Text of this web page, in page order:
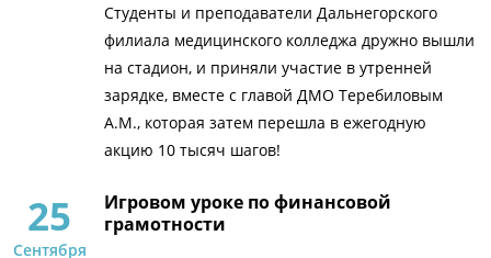
Студенты и преподаватели Дальнегорского
филиала медицинского колледжа дружно вышли
на стадион, и приняли участие в утренней
зарядке, вместе с главой ДМО Теребиловым
А.М., которая затем перешла в ежегодную
акцию 10 тысяч шагов!
25
Сентября
Игровом уроке по финансовой
грамотности